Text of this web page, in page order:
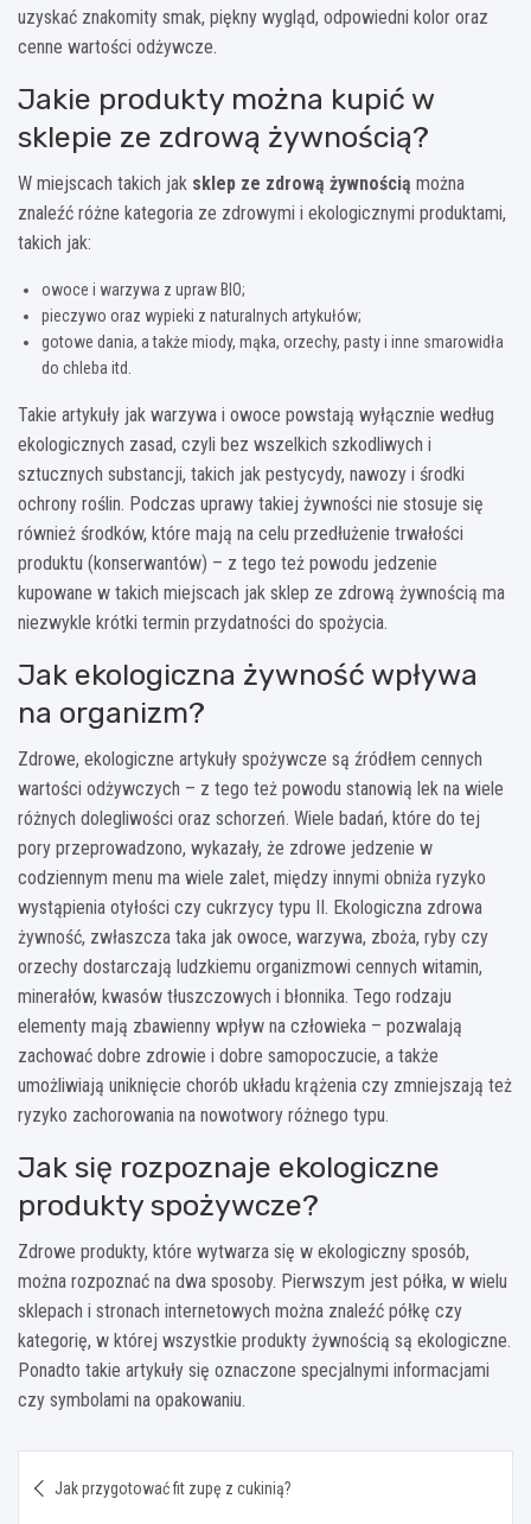
uzyskać znakomity smak, piękny wygląd, odpowiedni kolor oraz
cenne wartości odżywcze.
Jakie produkty można kupić w
sklepie ze zdrową żywnością?
W miejscach takich jak sklep ze zdrową żywnością można
znaleźć różne kategoria ze zdrowymi i ekologicznymi produktami,
takich jak:
owoce i warzywa z upraw BIO;
pieczywo oraz wypieki z naturalnych artykułów;
gotowe dania, a także miody, mąka, orzechy, pasty i inne smarowidła
do chleba itd.
Takie artykuły jak warzywa i owoce powstają wyłącznie według
ekologicznych zasad, czyli bez wszelkich szkodliwych i
sztucznych substancji, takich jak pestycydy, nawozy i środki
ochrony roślin. Podczas uprawy takiej żywności nie stosuje się
również środków, które mają na celu przedłużenie trwałości
produktu (konserwantów) – z tego też powodu jedzenie
kupowane w takich miejscach jak sklep ze zdrową żywnością ma
niezwykle krótki termin przydatności do spożycia.
Jak ekologiczna żywność wpływa
na organizm?
Zdrowe, ekologiczne artykuły spożywcze są źródłem cennych
wartości odżywczych – z tego też powodu stanowią lek na wiele
różnych dolegliwości oraz schorzeń. Wiele badań, które do tej
pory przeprowadzono, wykazały, że zdrowe jedzenie w
codziennym menu ma wiele zalet, między innymi obniża ryzyko
wystąpienia otyłości czy cukrzycy typu II. Ekologiczna zdrowa
żywność, zwłaszcza taka jak owoce, warzywa, zboża, ryby czy
orzechy dostarczają ludzkiemu organizmowi cennych witamin,
minerałów, kwasów tłuszczowych i błonnika. Tego rodzaju
elementy mają zbawienny wpływ na człowieka – pozwalają
zachować dobre zdrowie i dobre samopoczucie, a także
umożliwiają uniknięcie chorób układu krążenia czy zmniejszają też
ryzyko zachorowania na nowotwory różnego typu.
Jak się rozpoznaje ekologiczne
produkty spożywcze?
Zdrowe produkty, które wytwarza się w ekologiczny sposób,
można rozpoznać na dwa sposoby. Pierwszym jest półka, w wielu
sklepach i stronach internetowych można znaleźć półkę czy
kategorię, w której wszystkie produkty żywnością są ekologiczne.
Ponadto takie artykuły się oznaczone specjalnymi informacjami
czy symbolami na opakowaniu.
wpisu
Jak przygotować fit zupę z cukinią?